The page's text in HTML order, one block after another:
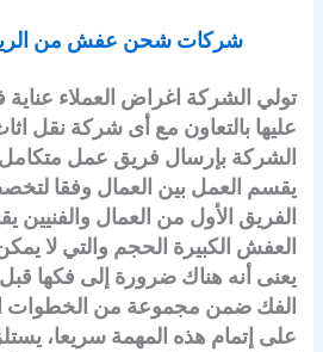
شركات شحن عفش من
تولي الشركة اغراض العملاء عناية
عليها بالتعاون مع أى شركة نقل
الشركة بإرسال فريق عمل متكامل
يقسم العمل بين العمال وفقا
الفريق الأول من العمال
العفش الكبيرة الحجم والتي لا
يعنى أنه هناك ضرورة إلى فكها قبل
الفك ضمن مجموعة من الخطوات
على إتمام هذه المهمة سريعا،